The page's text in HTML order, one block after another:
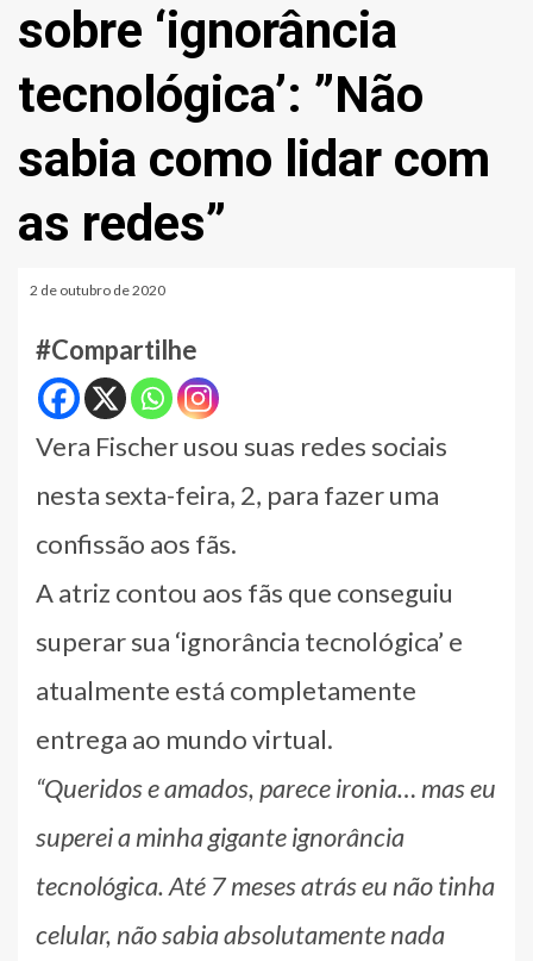
sobre ‘ignorância
tecnológica’: ”Não
sabia como lidar com
as redes”
2 de outubro de 2020
#Compartilhe
Vera Fischer usou suas redes sociais
nesta sexta-feira, 2, para fazer uma
confissão aos fãs.
A atriz contou aos fãs que conseguiu
superar sua ‘ignorância tecnológica’ e
atualmente está completamente
entrega ao mundo virtual.
“Queridos e amados, parece ironia… mas eu
superei a minha gigante ignorância
tecnológica. Até 7 meses atrás eu não tinha
celular, não sabia absolutamente nada